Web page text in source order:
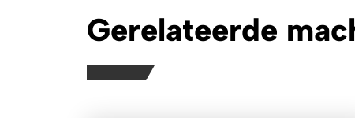
Gerelateerde